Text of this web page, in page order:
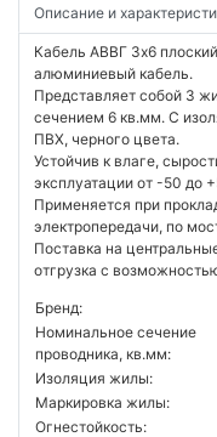
Описание и
Кабель АВВГ 3х6
алюминиевый кабель.
Представляет собой 3
сечением 6 кв.мм. С
ПВХ, черного цвета.
Устойчив к влаге,
эксплуатации от -50 до
Применяется при
электропередачи, по
Поставка на
отгрузка с
Бренд:
Номинальное сечение
проводника, кв.мм:
Изоляция жилы:
Маркировка жилы:
Огнестойкость: